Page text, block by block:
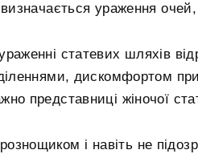
визначається ураження
статевих шляхів
дискомфортом
представниці жіночої
і навіть не